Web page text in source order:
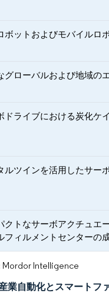
ボットおよびモバイルロ
グローバルおよび地域の
ドライブにおける炭化ケ
ルツインを活用したサー
クトなサーボアクチュエ
フィルメントセンターの
Intelligence
業自動化とスマートフ